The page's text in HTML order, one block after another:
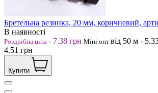
Бретельна резинка, 20 мм, коричневий,
В наявності
Роздрібна ціна - 7.38 грн Міні опт від 50 м -
4.51 грн
Купити